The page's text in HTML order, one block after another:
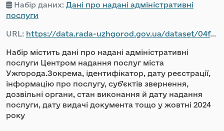
Набір даних: Дані про надані адміністративні
послуги
URL: https://data.rada-uzhgorod.gov.ua/dataset/04ffbda4-38ea-4dcc-b395-300f2727493f/resource/3d489fbc-9396-46d6-a71f-b22c86faf69f/download/-2024.csv
Набір містить дані про надані адміністративні
послуги Центром надання послуг міста
Ужгорода.Зокрема, ідентифікатор, дату реєстрації,
інформацію про послугу, суб’єктів звернення,
дозвільні органи, стан виконання й дату надання
послуги, дату видачі документа тощо у жовтні 2024
року